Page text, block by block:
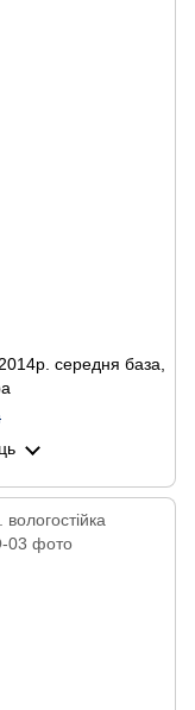
середня база,